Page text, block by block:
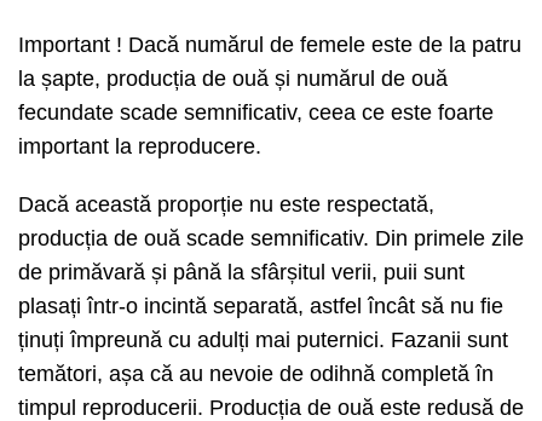
Important ! Dacă numărul de femele este de la patru
la șapte, producția de ouă și numărul de ouă
fecundate scade semnificativ, ceea ce este foarte
important la reproducere.
Dacă această proporție nu este respectată,
producția de ouă scade semnificativ. Din primele zile
de primăvară și până la sfârșitul verii, puii sunt
plasați într-o incintă separată, astfel încât să nu fie
ținuți împreună cu adulți mai puternici. Fazanii sunt
temători, așa că au nevoie de odihnă completă în
timpul reproducerii. Producția de ouă este redusă de